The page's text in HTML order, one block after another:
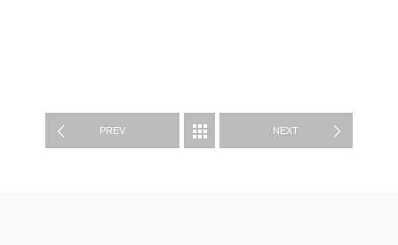
PREV
施工例 NEXT